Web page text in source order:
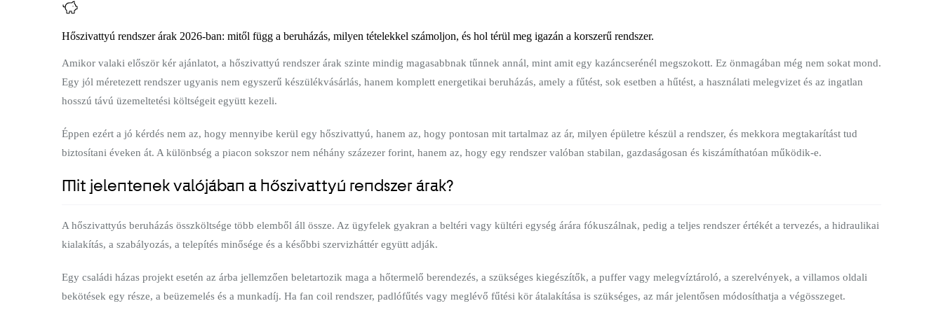
Hőszivattyú rendszer árak 2026-ban: mitől függ a beruházás, milyen tételekkel számoljon, és hol térül meg igazán a korszerű rendszer.
Amikor valaki először kér ajánlatot, a hőszivattyú rendszer árak szinte mindig magasabbnak tűnnek annál, mint amit egy kazáncserénél megszokott. Ez önmagában még nem sokat mond.
Egy jól méretezett rendszer ugyanis nem egyszerű készülékvásárlás, hanem komplett energetikai beruházás, amely a fűtést, sok esetben a hűtést, a használati melegvizet és az ingatlan
hosszú távú üzemeltetési költségeit együtt kezeli.
Éppen ezért a jó kérdés nem az, hogy mennyibe kerül egy hőszivattyú, hanem az, hogy pontosan mit tartalmaz az ár, milyen épületre készül a rendszer, és mekkora megtakarítást tud
biztosítani éveken át. A különbség a piacon sokszor nem néhány százezer forint, hanem az, hogy egy rendszer valóban stabilan, gazdaságosan és kiszámíthatóan működik-e.
Mit jelentenek valójában a hőszivattyú rendszer árak?
A hőszivattyús beruházás összköltsége több elemből áll össze. Az ügyfelek gyakran a beltéri vagy kültéri egység árára fókuszálnak, pedig a teljes rendszer értékét a tervezés, a hidraulikai
kialakítás, a szabályozás, a telepítés minősége és a későbbi szervizháttér együtt adják.
Egy családi házas projekt esetén az árba jellemzően beletartozik maga a hőtermelő berendezés, a szükséges kiegészítők, a puffer vagy melegvíztároló, a szerelvények, a villamos oldali
bekötések egy része, a beüzemelés és a munkadíj. Ha fan coil rendszer, padlófűtés vagy meglévő fűtési kör átalakítása is szükséges, az már jelentősen módosíthatja a végösszeget.